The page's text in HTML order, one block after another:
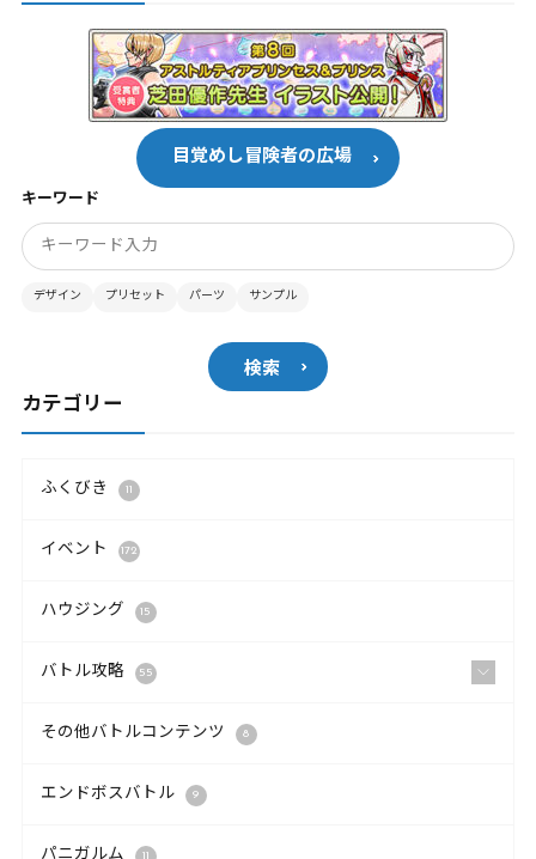
目覚めし冒険者の広場
キーワード
デザイン プリセット パーツ サンプル
検索
カテゴリー
ふくびき 11
イベント 172
ハウジング 15
バトル攻略 55
その他バトルコンテンツ 8
エンドボスバトル 9
パニガルム 11